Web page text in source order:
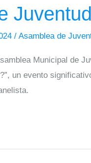
/ Asamblea de
Municipal de
un evento